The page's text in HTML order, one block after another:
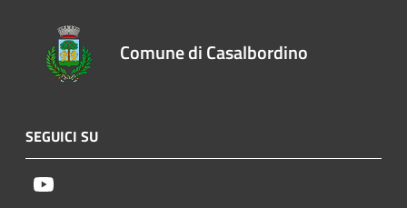
Comune di Casalbordino
SEGUICI SU